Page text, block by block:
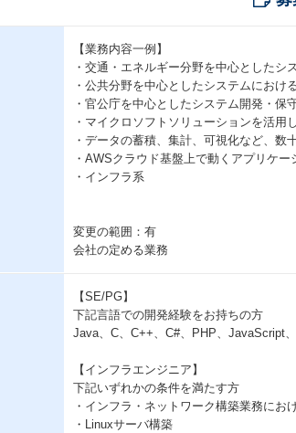
【業務内容一例】
・交通・エネルギー分野を中心としたシ
・公共分野を中心としたシステムにおけ
・官公庁を中心としたシステム開発・
・マイクロソフトソリューションを活用
・データの蓄積、集計、可視化など、
・AWSクラウド基盤上で動くアプリケー
・インフラ系
変更の範囲：有
会社の定める業務
【SE/PG】
下記言語での開発経験をお持ちの方
Java、C、C++、C#、PHP、JavaScript
【インフラエンジニア】
下記いずれかの条件を満たす方
・インフラ・ネットワーク構築業務にお
・Linuxサーバ構築